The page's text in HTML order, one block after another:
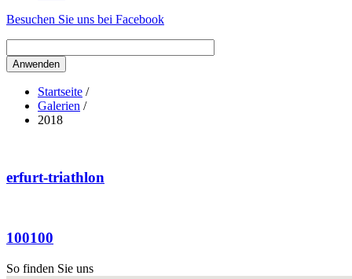
Besuchen Sie uns bei Facebook
Startseite /
Galerien /
2018
erfurt-triathlon
100100
So finden Sie uns